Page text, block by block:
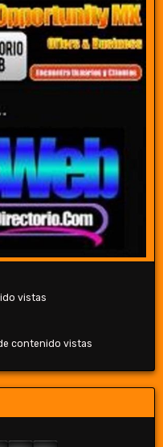
vistas
contenido vistas